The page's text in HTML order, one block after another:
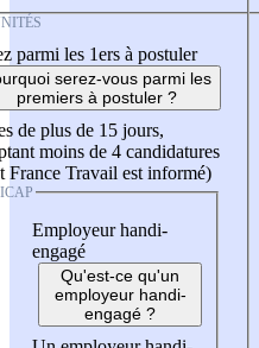
parmi les 1ers à postuler
serez-vous parmi les
premiers à postuler ?
de plus de 15 jours,
moins de 4 candidatures
France Travail est informé)
Employeur handi-
engagé
Qu'est-ce qu'un
employeur handi-
engagé ?